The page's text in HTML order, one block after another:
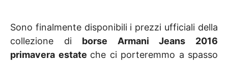
Sono finalmente disponibili i prezzi ufficiali della
collezione di borse Armani Jeans 2016
primavera estate che ci porteremmo a spasso